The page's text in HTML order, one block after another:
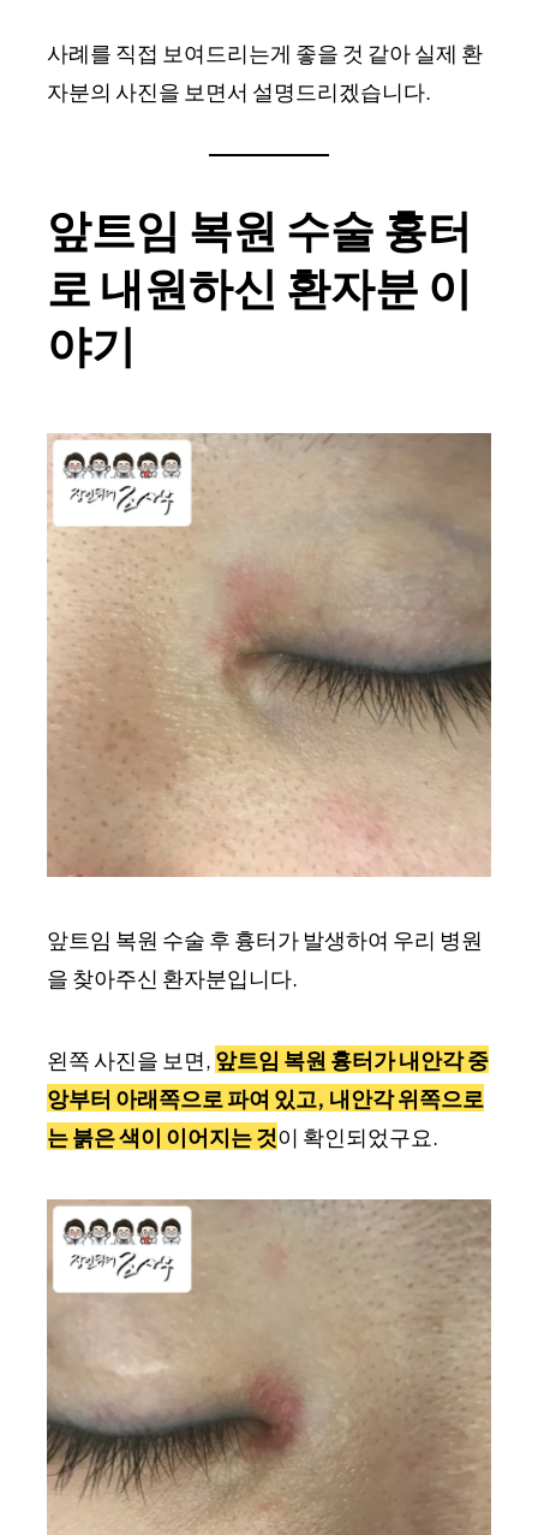
사례를 직접 보여드리는게 좋을 것 같아 실제 환
자분의 사진을 보면서 설명드리겠습니다.
앞트임 복원 수술 흉터
로 내원하신 환자분 이
야기
앞트임 복원 수술 후 흉터가 발생하여 우리 병원
을 찾아주신 환자분입니다.
왼쪽 사진을 보면, 앞트임 복원 흉터가 내안각 중
앙부터 아래쪽으로 파여 있고, 내안각 위쪽으로
는 붉은 색이 이어지는 것이 확인되었구요.